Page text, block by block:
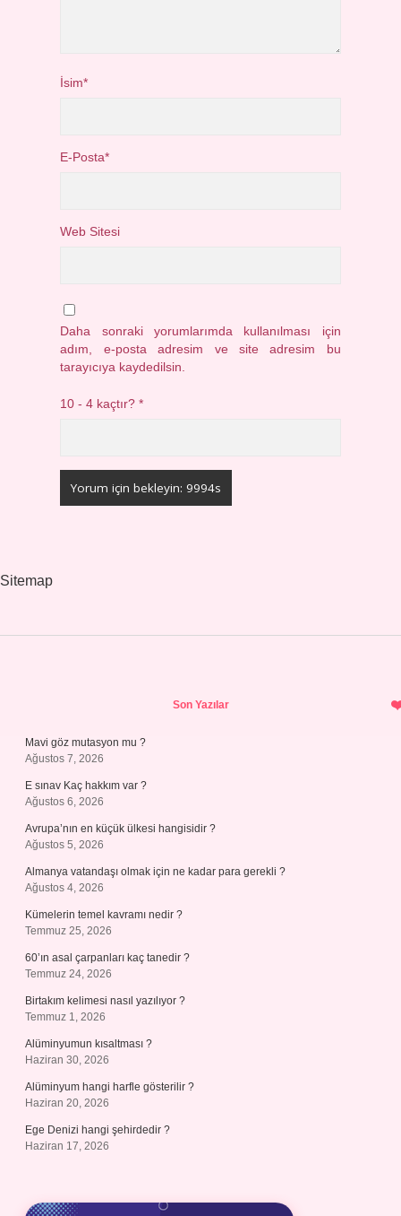
İsim*
E-Posta*
Web Sitesi
Daha sonraki yorumlarımda kullanılması için
adım, e-posta adresim ve site adresim bu
tarayıcıya kaydedilsin.
10 - 4 kaçtır?*
Sitemap
Son Yazılar
Mavi göz mutasyon mu ?
Ağustos 7, 2026
E sınav Kaç hakkım var ?
Ağustos 6, 2026
Avrupa’nın en küçük ülkesi hangisidir ?
Ağustos 5, 2026
Almanya vatandaşı olmak için ne kadar para gerekli ?
Ağustos 4, 2026
Kümelerin temel kavramı nedir ?
Temmuz 25, 2026
60’ın asal çarpanları kaç tanedir ?
Temmuz 24, 2026
Birtakım kelimesi nasıl yazılıyor ?
Temmuz 1, 2026
Alüminyumun kısaltması ?
Haziran 30, 2026
Alüminyum hangi harfle gösterilir ?
Haziran 20, 2026
Ege Denizi hangi şehirdedir ?
Haziran 17, 2026